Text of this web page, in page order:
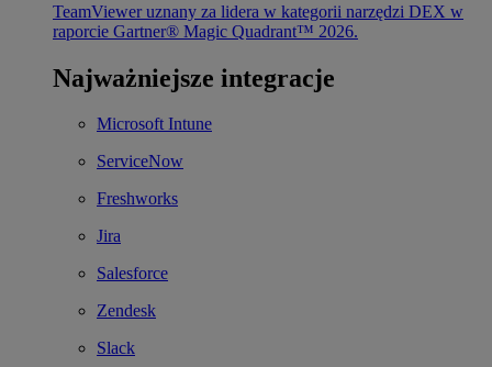
TeamViewer uznany za lidera w kategorii narzędzi DEX w
raporcie Gartner® Magic Quadrant™ 2026.
Najważniejsze integracje
Microsoft Intune
ServiceNow
Freshworks
Jira
Salesforce
Zendesk
Slack